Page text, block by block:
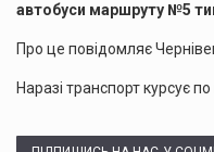
автобуси маршруту №5
Про це повідомляє
Наразі транспорт курсує